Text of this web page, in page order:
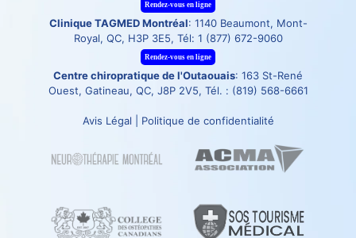
Rendez-vous en ligne
Clinique TAGMED Montréal: 1140 Beaumont, Mont-
Royal, QC, H3P 3E5, Tél: 1 (877) 672-9060
Rendez-vous en ligne
Centre chiropratique de l'Outaouais: 163 St-René
Ouest, Gatineau, QC, J8P 2V5, Tél. : (819) 568-6661
Avis Légal Politique de confidentialité